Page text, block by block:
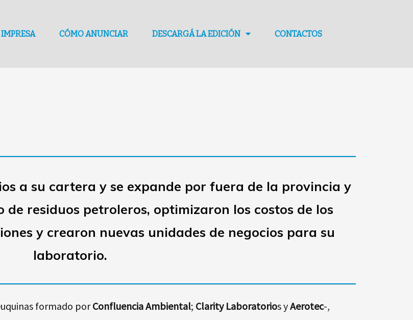
CÓMO ANUNCIAR DESCARGÁ LA EDICIÓN CONTACTOS
a su cartera y se expande por fuera de la provincia y
residuos petroleros, optimizaron los costos de los
y crearon nuevas unidades de negocios para su
laboratorio.
formado porConfluencia Ambiental; Clarity Laboratorios yAerotec-,